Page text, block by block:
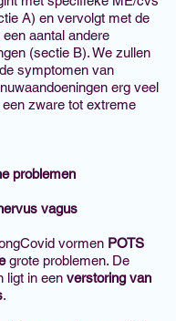
A) en vervolgt met de
aantal andere
(sectie B). We zullen
symptomen van
erg veel
zware tot extreme
problemen
vagus
vormen POTS
grote problemen. De
ligt in een verstoring van
.